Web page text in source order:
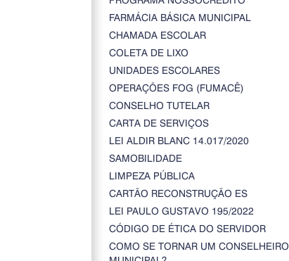
FARMÁCIA BÁSICA MUNICIPAL
CHAMADA ESCOLAR
COLETA DE LIXO
UNIDADES ESCOLARES
OPERAÇÕES FOG (FUMACÊ)
CONSELHO TUTELAR
CARTA DE SERVIÇOS
LEI ALDIR BLANC 14.017/2020
SAMOBILIDADE
LIMPEZA PÚBLICA
CARTÃO RECONSTRUÇÃO ES
LEI PAULO GUSTAVO 195/2022
CÓDIGO DE ÉTICA DO SERVIDOR
COMO SE TORNAR UM CONSELHEIRO